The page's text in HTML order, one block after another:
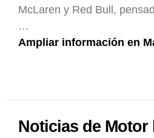
McLaren y Red Bull,
…
Ampliar información en
Noticias de Motor